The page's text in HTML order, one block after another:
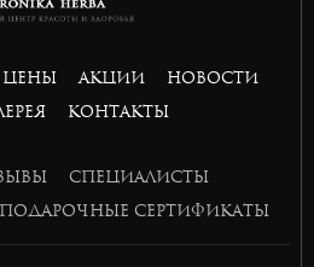
ЦЕНЫ АКЦИИ
НОВОСТИ
КОНТАКТЫ
СПЕЦИАЛИСТЫ
ПОДАРОЧНЫЕ СЕРТИФИКАТЫ